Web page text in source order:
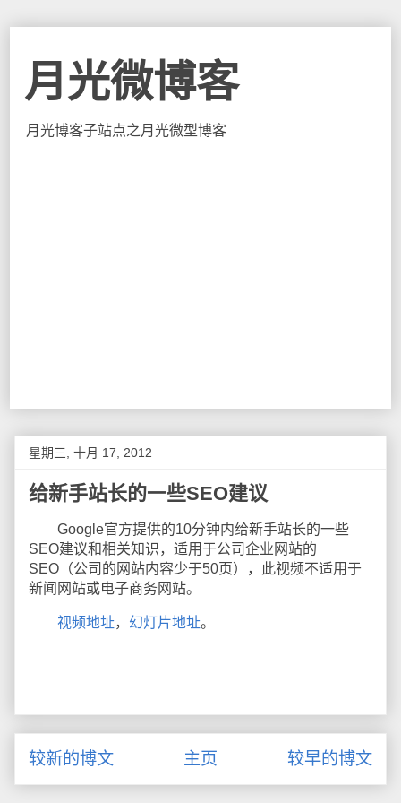
月光微博客
月光博客子站点之月光微型博客
星期三, 十月 17, 2012
给新手站长的一些SEO建议
Google官方提供的10分钟内给新手站长的一些
SEO建议和相关知识，适用于公司企业网站的
SEO（公司的网站内容少于50页），此视频不适用于
新闻网站或电子商务网站。
视频地址， 幻灯片地址。
较新的博文 较早的博文
主页